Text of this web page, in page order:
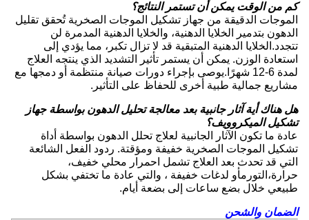
كم من الوقت يمكن أن تستمر النتائج؟
الموجات الدقيقة من جهاز تشكيل الموجات الصخرية تُحقق تقليل
الدهون بتدمير الخلايا الدهنية، والخلايا الدهنية المدمرة لن
تتجدد.الخلايا الدهنية المتبقية قد لا تزال تكبر، مما يؤدي إلى
استعادة الوزن. يمكن أن يستمر تأثير التشديد الذي ينتجه العلاج
لمدة 6-12 شهرًا.يوصى بإجراء دورات صيانة منتظمة أو دمجها مع
مشاريع جمالية طبية أخرى للحفاظ على التأثير.
هل هناك أية آثار جانبية بعد معالجة تحليل الدهون بواسطة جهاز
تشكيل الميكروويف؟
عادة ما تكون الآثار الجانبية لعلاج تحلل الدهون بواسطة أداة
تشكيل الموجات الصخرية خفيفة ومؤقتة. ردود الفعل الشائعة
التي قد تحدث بعد العلاج تشمل احمرار محلي خفيف،
حرارة،التورمأو لدغات خفيفة ، والتي عادة ما تختفي بشكل
طبيعي خلال بضع ساعات إلى بضعة أيام.
الضمان والشحن